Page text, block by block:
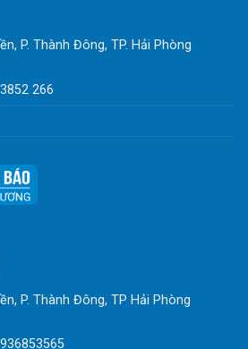
P. Thành Đông, TP. Hải Phòng
266
P. Thành Đông, TP Hải Phòng